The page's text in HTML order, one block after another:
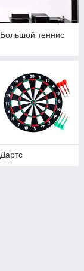
Большой теннис
Дартс